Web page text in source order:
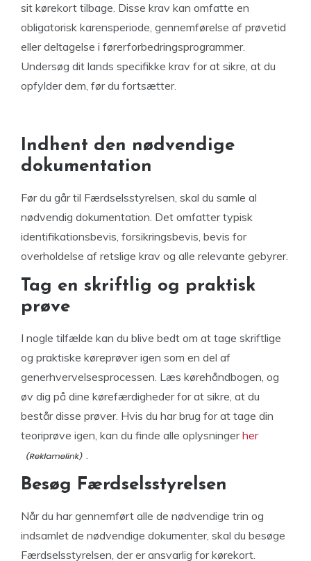
sit kørekort tilbage. Disse krav kan omfatte en
obligatorisk karensperiode, gennemførelse af prøvetid
eller deltagelse i førerforbedringsprogrammer.
Undersøg dit lands specifikke krav for at sikre, at du
opfylder dem, før du fortsætter.
Indhent den nødvendige
dokumentation
Før du går til Færdselsstyrelsen, skal du samle al
nødvendig dokumentation. Det omfatter typisk
identifikationsbevis, forsikringsbevis, bevis for
overholdelse af retslige krav og alle relevante gebyrer.
Tag en skriftlig og praktisk
prøve
I nogle tilfælde kan du blive bedt om at tage skriftlige
og praktiske køreprøver igen som en del af
generhvervelsesprocessen. Læs kørehåndbogen, og
øv dig på dine kørefærdigheder for at sikre, at du
består disse prøver. Hvis du har brug for at tage din
teoriprøve igen, kan du finde alle oplysningerher
.
Besøg Færdselsstyrelsen
Når du har gennemført alle de nødvendige trin og
indsamlet de nødvendige dokumenter, skal du besøge
Færdselsstyrelsen, der er ansvarlig for kørekort.